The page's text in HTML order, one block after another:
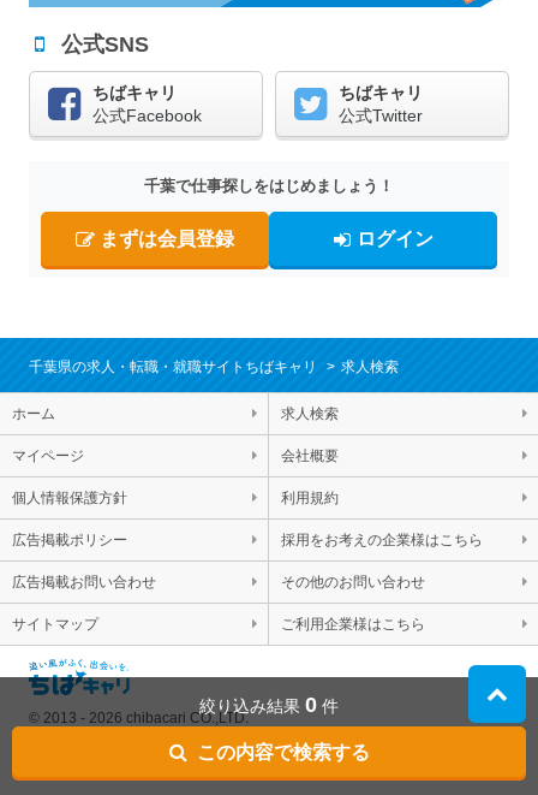
絞り込み結果 0 件
この内容で検索する
公式SNS
ちばキャリ
公式Facebook
ちばキャリ
公式Twitter
千葉で仕事探しをはじめましょう！
まずは会員登録 ログイン
千葉県の求人・転職・就職サイトちばキャリ 求人検索
ホーム 求人検索
マイページ 会社概要
個人情報保護方針 利用規約
広告掲載ポリシー 採用をお考えの企業様はこちら
広告掲載お問い合わせ その他のお問い合わせ
サイトマップ ご利用企業様はこちら
© 2013 - 2026 chibacari CO.,LTD.